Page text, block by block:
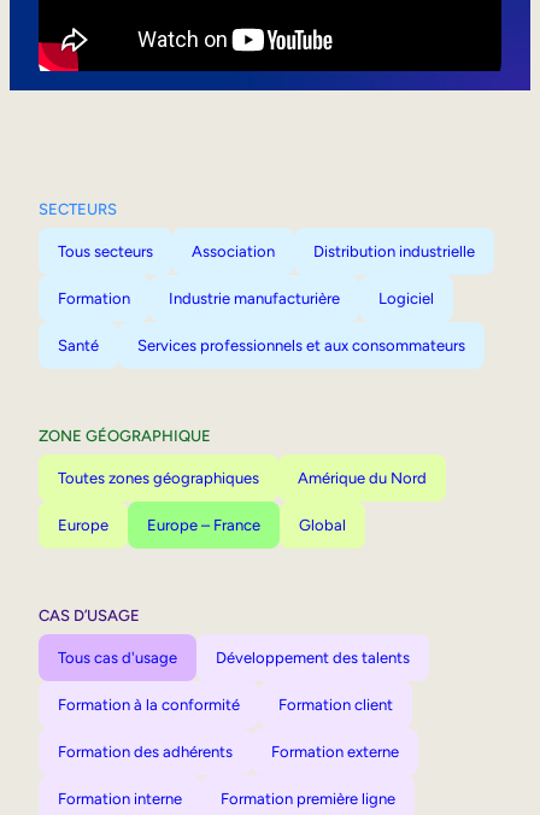
SECTEURS
Tous secteurs Association Distribution industrielle
Formation Industrie manufacturière Logiciel
Santé Services professionnels et aux consommateurs
ZONE GÉOGRAPHIQUE
Toutes zones géographiques Amérique du Nord
Europe Europe – France Global
CAS D’USAGE
Tous cas d'usage Développement des talents
Formation à la conformité Formation client
Formation des adhérents Formation externe
Formation interne Formation première ligne